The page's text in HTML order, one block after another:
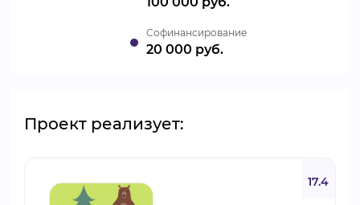
Cофинансирование
20 000 руб.
Проект реализует:
17.4